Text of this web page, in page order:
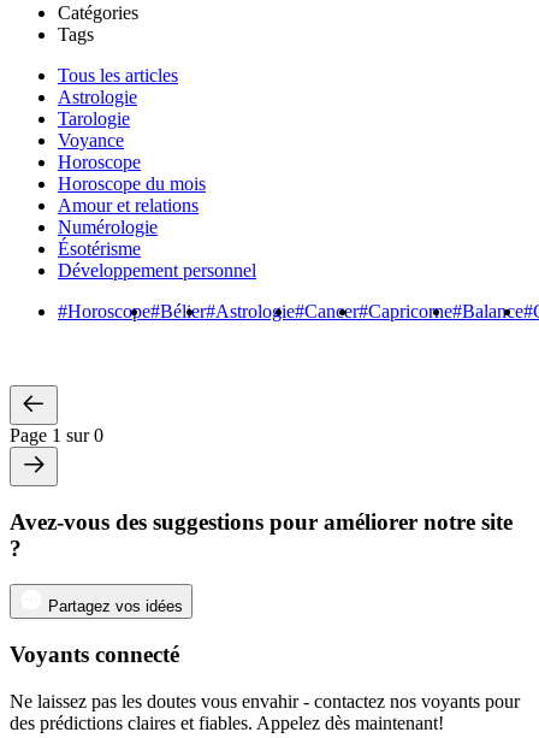
Catégories
Tags
Tous les articles
Astrologie
Tarologie
Voyance
Horoscope
Horoscope du mois
Amour et relations
Numérologie
Ésotérisme
Développement personnel
#Horoscope#Bélier#Astrologie#Cancer#Capricorne#Balance
Page 1 sur 0
Avez-vous des suggestions pour améliorer notre site
?
Partagez vos idées
Voyants connecté
Ne laissez pas les doutes vous envahir - contactez nos voyants pour
des prédictions claires et fiables. Appelez dès maintenant!